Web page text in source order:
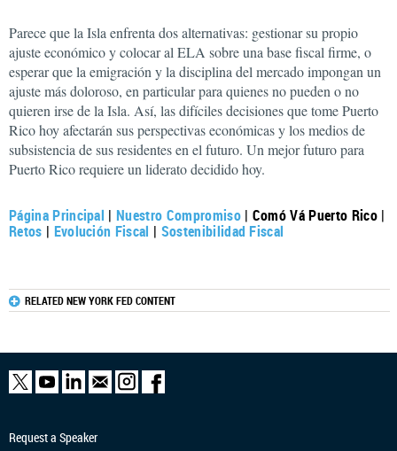
Parece que la Isla enfrenta dos alternativas: gestionar su propio
ajuste económico y colocar al ELA sobre una base fiscal firme, o
esperar que la emigración y la disciplina del mercado impongan un
ajuste más doloroso, en particular para quienes no pueden o no
quieren irse de la Isla. Así, las difíciles decisiones que tome Puerto
Rico hoy afectarán sus perspectivas económicas y los medios de
subsistencia de sus residentes en el futuro. Un mejor futuro para
Puerto Rico requiere un liderato decidido hoy.
Página Principal |Nuestro Compromiso| Comó Vá Puerto Rico |
Retos | Evolución Fiscal | Sostenibilidad Fiscal
RELATED NEW YORK FED CONTENT
Request a Speaker